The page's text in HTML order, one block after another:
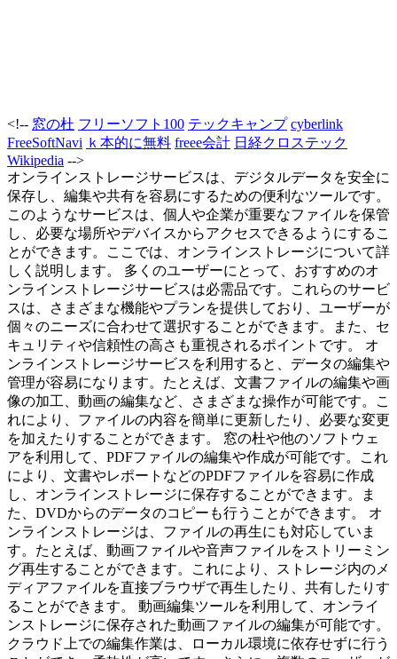
<!-- 窓の杜 フリーソフト100 テックキャンプ cyberlink
FreeSoftNavi ｋ本的に無料 freee会計 日経クロステック
Wikipedia -->
オンラインストレージサービスは、デジタルデータを安全に
保存し、編集や共有を容易にするための便利なツールです。
このようなサービスは、個人や企業が重要なファイルを保管
し、必要な場所やデバイスからアクセスできるようにするこ
とができます。ここでは、オンラインストレージについて詳
しく説明します。 多くのユーザーにとって、おすすめのオ
ンラインストレージサービスは必需品です。これらのサービ
スは、さまざまな機能やプランを提供しており、ユーザーが
個々のニーズに合わせて選択することができます。また、セ
キュリティや信頼性の高さも重視されるポイントです。 オ
ンラインストレージサービスを利用すると、データの編集や
管理が容易になります。たとえば、文書ファイルの編集や画
像の加工、動画の編集など、さまざまな操作が可能です。こ
れにより、ファイルの内容を簡単に更新したり、必要な変更
を加えたりすることができます。 窓の杜や他のソフトウェ
アを利用して、PDFファイルの編集や作成が可能です。これ
により、文書やレポートなどのPDFファイルを容易に作成
し、オンラインストレージに保存することができます。ま
た、DVDからのデータのコピーも行うことができます。 オ
ンラインストレージは、ファイルの再生にも対応していま
す。たとえば、動画ファイルや音声ファイルをストリーミン
グ再生することができます。これにより、ストレージ内のメ
ディアファイルを直接ブラウザで再生したり、共有したりす
ることができます。 動画編集ツールを利用して、オンライ
ンストレージに保存された動画ファイルの編集が可能です。
クラウド上での編集作業は、ローカル環境に依存せずに行う